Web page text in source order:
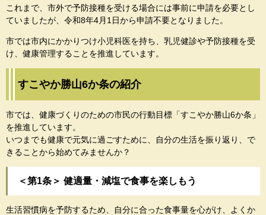
これまで、市外で予防接種を受ける場合には事前に申請を必要とし
ていましたが、令和8年4月1日から申請不要となりました。
市では市内にかかりつけ小児科医を持ち、乳児健診や予防接種を受
け、健康管理することを推進しています。
すこやか勝山6か条の紹介
市では、健康づくりのための市民の行動目標「すこやか勝山6か条」
を推進しています。
​いつまでも健康で元気に過ごすために、自分の生活を振り返り、で
きることから始めてみませんか？
＜第1条＞ 健適量・減塩で食事を楽しもう
生活習慣病を予防するため、自分に合った食事量を心がけ、よくか